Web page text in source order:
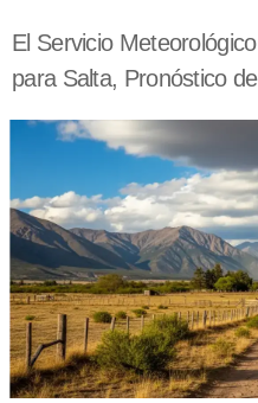
El Servicio
para Salta, Pronóstico